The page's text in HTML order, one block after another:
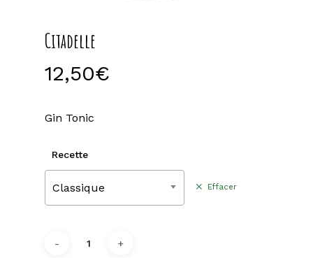
Citadelle
12,50€
Gin Tonic
Recette
Classique Effacer